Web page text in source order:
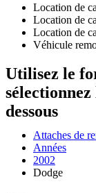
Location de
Location de
Location de
Véhicule
Utilisez le
dessous
Attaches de
Années
2002
Dodge